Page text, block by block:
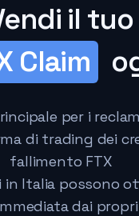
il tuo
Claim
per i
di trading dei
fallimento FTX
in Italia possono
dai